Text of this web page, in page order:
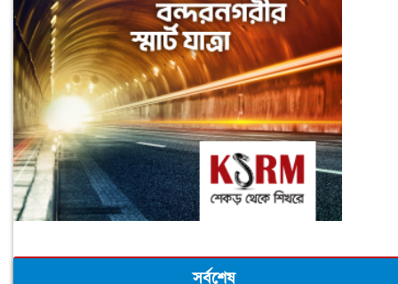
সর্বশেষ